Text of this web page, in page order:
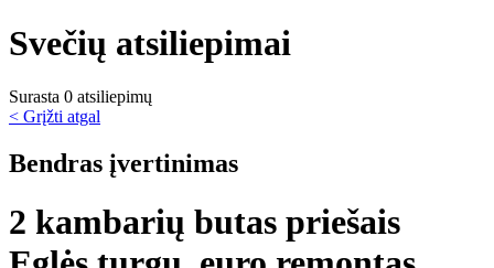
Svečių atsiliepimai
Surasta 0 atsiliepimų
< Grįžti atgal
Bendras įvertinimas
2 kambarių butas priešais